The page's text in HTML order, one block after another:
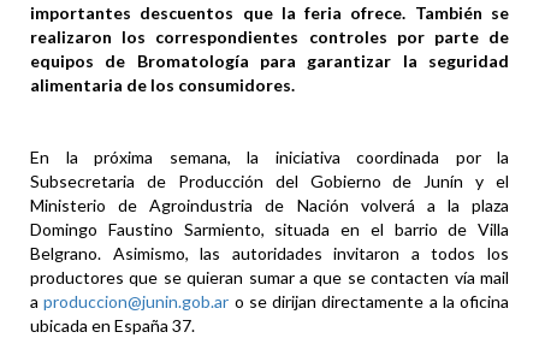
importantes descuentos que la feria ofrece. También se
realizaron los correspondientes controles por parte de
equipos de Bromatología para garantizar la seguridad
alimentaria de los consumidores.
En la próxima semana, la iniciativa coordinada por la
Subsecretaria de Producción del Gobierno de Junín y el
Ministerio de Agroindustria de Nación volverá a la plaza
Domingo Faustino Sarmiento, situada en el barrio de Villa
Belgrano. Asimismo, las autoridades invitaron a todos los
productores que se quieran sumar a que se contacten vía mail
aproduccion@junin.gob.ar o se dirijan directamente a la oficina
ubicada en España 37.